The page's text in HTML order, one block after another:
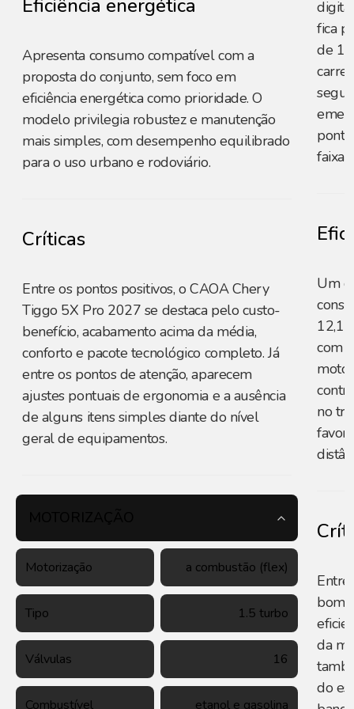
Eficiência energética
Apresenta consumo compatível com a
proposta do conjunto, sem foco em
eficiência energética como prioridade. O
modelo privilegia robustez e manutenção
mais simples, com desempenho equilibrado
para o uso urbano e rodoviário.
Críticas
Entre os pontos positivos, o CAOA Chery
Tiggo 5X Pro 2027 se destaca pelo custo-
benefício, acabamento acima da média,
conforto e pacote tecnológico completo. Já
entre os pontos de atenção, aparecem
ajustes pontuais de ergonomia e a ausência
de alguns itens simples diante do nível
geral de equipamentos.
Motorização a combustão (flex)
Tipo 1.5 turbo
Válvulas 16
Combustível etanol e gasolina
fica
de
faixa.
Um
12,1
com
no
Entre
bom
da
do